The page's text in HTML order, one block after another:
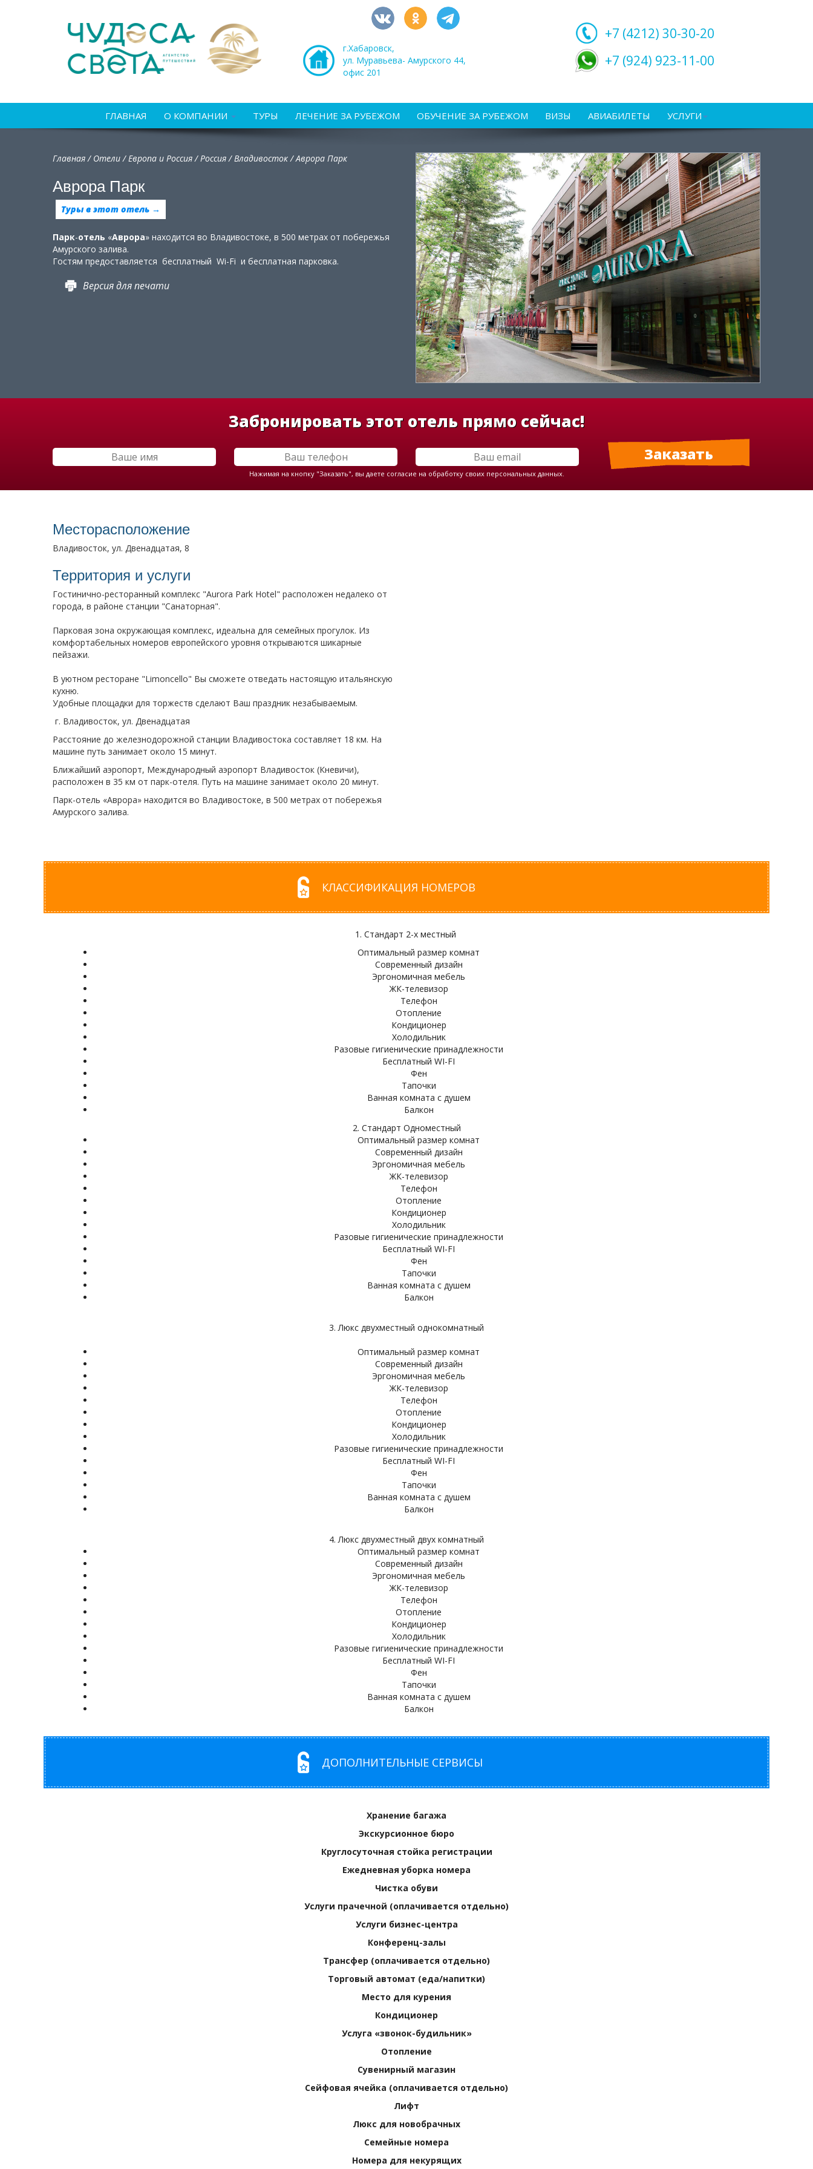
г.Хабаровск,
ул. Муравьева- Амурского 44,
офис 201
+7 (4212) 30-30-20
+7 (924) 923-11-00
ГЛАВНАЯ О КОМПАНИИ ТУРЫ ЛЕЧЕНИЕ ЗА РУБЕЖОМ ОБУЧЕНИЕ ЗА РУБЕЖОМ ВИЗЫ АВИАБИЛЕТЫ УСЛУГИ
Главная/ Отели/Европа и Россия/Россия/Владивосток /Аврора Парк
Аврора Парк
Туры в этот отель →
Парк-отель «Аврора» находится во Владивостоке, в 500 метрах от побережья
Амурского залива.
Гостям предоставляется бесплатный Wi-Fi и бесплатная парковка.
Версия для печати
Забронировать этот отель прямо сейчас!
Нажимая на кнопку "Заказать", вы даете согласие на обработку своих персональных данных.
Месторасположение
Владивосток, ул. Двенадцатая, 8
Территория и услуги
Гостинично-ресторанный комплекс "Aurora Park Hotel" расположен недалеко от
города, в районе станции "Санаторная".
Парковая зона окружающая комплекс, идеальна для семейных прогулок. Из
комфортабельных номеров европейского уровня открываются шикарные
пейзажи.
В уютном ресторане "Limoncello" Вы сможете отведать настоящую итальянскую
кухню.
Удобные площадки для торжеств сделают Ваш праздник незабываемым.
г. Владивосток, ул. Двенадцатая
Расстояние до железнодорожной станции Владивостока составляет 18 км. На
машине путь занимает около 15 минут.
Ближайший аэропорт, Международный аэропорт Владивосток (Кневичи),
расположен в 35 км от парк-отеля. Путь на машине занимает около 20 минут.
Парк-отель «Аврора» находится во Владивостоке, в 500 метрах от побережья
Амурского залива.
КЛАССИФИКАЦИЯ НОМЕРОВ
1. Стандарт 2-х местный
Оптимальный размер комнат
Современный дизайн
Эргономичная мебель
ЖК-телевизор
Телефон
Отопление
Кондиционер
Холодильник
Разовые гигиенические принадлежности
Бесплатный WI-FI
Фен
Тапочки
Ванная комната с душем
Балкон
2. Стандарт Одноместный
Оптимальный размер комнат
Современный дизайн
Эргономичная мебель
ЖК-телевизор
Телефон
Отопление
Кондиционер
Холодильник
Разовые гигиенические принадлежности
Бесплатный WI-FI
Фен
Тапочки
Ванная комната с душем
Балкон
3. Люкс двухместный однокомнатный
Оптимальный размер комнат
Современный дизайн
Эргономичная мебель
ЖК-телевизор
Телефон
Отопление
Кондиционер
Холодильник
Разовые гигиенические принадлежности
Бесплатный WI-FI
Фен
Тапочки
Ванная комната с душем
Балкон
4. Люкс двухместный двух комнатный
Оптимальный размер комнат
Современный дизайн
Эргономичная мебель
ЖК-телевизор
Телефон
Отопление
Кондиционер
Холодильник
Разовые гигиенические принадлежности
Бесплатный WI-FI
Фен
Тапочки
Ванная комната с душем
Балкон
ДОПОЛНИТЕЛЬНЫЕ СЕРВИСЫ
Хранение багажа
Экскурсионное бюро
Круглосуточная стойка регистрации
Ежедневная уборка номера
Чистка обуви
Услуги прачечной (оплачивается отдельно)
Услуги бизнес-центра
Конференц-залы
Трансфер (оплачивается отдельно)
Торговый автомат (еда/напитки)
Место для курения
Кондиционер
Услуга «звонок-будильник»
Отопление
Сувенирный магазин
Сейфовая ячейка (оплачивается отдельно)
Лифт
Люкс для новобрачных
Семейные номера
Номера для некурящих